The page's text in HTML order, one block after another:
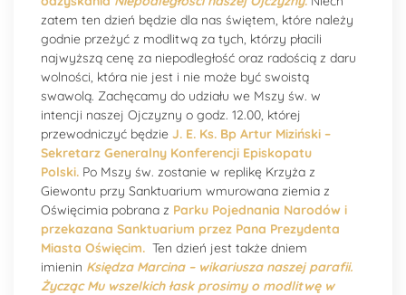
zatem ten dzień będzie dla nas świętem, które należy
godnie przeżyć z modlitwą za tych, którzy płacili
najwyższą cenę za niepodległość oraz radością z daru
wolności, która nie jest i nie może być swoistą
swawolą. Zachęcamy do udziału we Mszy św. w
intencji naszej Ojczyzny o godz. 12.00, której
przewodniczyć będzie J. E. Ks. Bp Artur Miziński –
Sekretarz Generalny Konferencji Episkopatu
Polski. Po Mszy św. zostanie w replikę Krzyża z
Giewontu przy Sanktuarium wmurowana ziemia z
Oświęcimia pobrana z Parku Pojednania Narodów i
przekazana Sanktuarium przez Pana Prezydenta
Miasta Oświęcim. Ten dzień jest także dniem
imienin Księdza Marcina – wikariusza naszej parafii.
Życząc Mu wszelkich łask prosimy o modlitwę w